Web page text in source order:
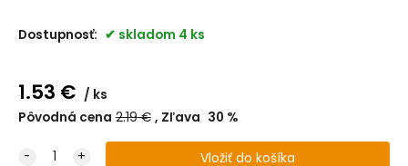
Dostupnosť: skladom 4 ks
1.53 €
ks
Pôvodná cena 2.19€ Zľava 30 %